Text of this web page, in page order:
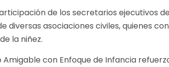
de los secretarios ejecutivos
diversas asociaciones civiles, quienes
la niñez.
Amigable con Enfoque de Infancia